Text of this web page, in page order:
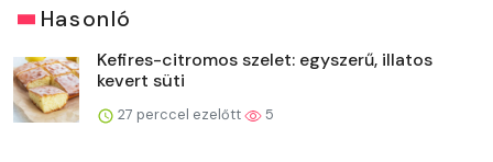
Hasonló
Kefires-citromos szelet: egyszerű, illatos
kevert süti
27 perccel ezelőtt 5